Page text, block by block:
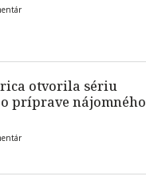
otvorila sériu
príprave nájomného